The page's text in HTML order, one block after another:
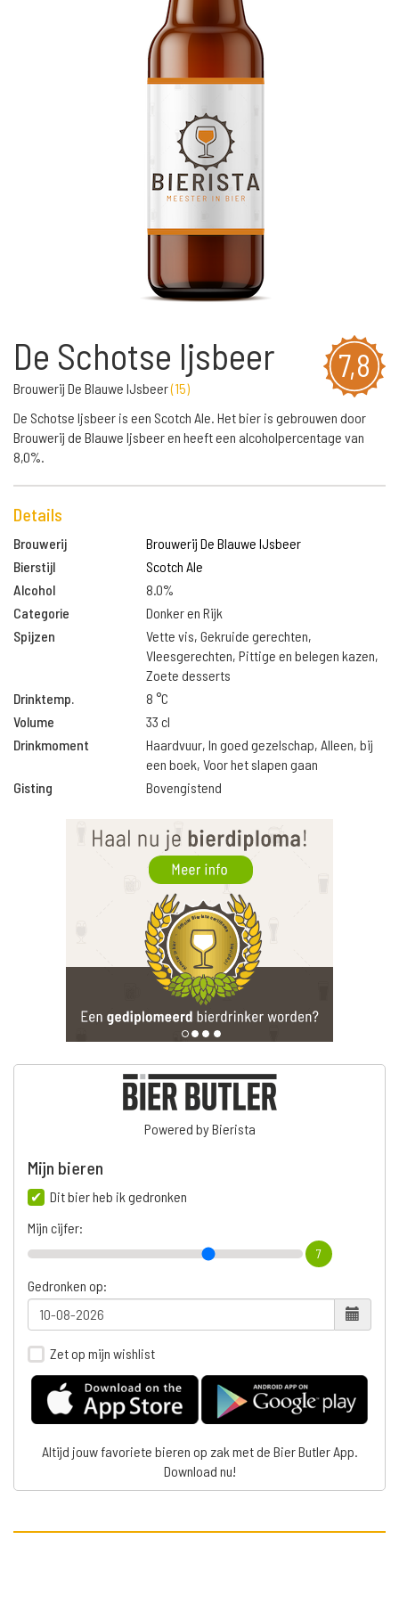
7,8
De Schotse Ijsbeer
Brouwerij De Blauwe IJsbeer(15)
De Schotse Ijsbeer is een Scotch Ale. Het bier is gebrouwen door
Brouwerij de Blauwe Ijsbeer en heeft een alcoholpercentage van
8,0%.
Details
Brouwerij
Brouwerij De Blauwe IJsbeer
Bierstijl
Scotch Ale
Alcohol
8.0%
Categorie
Donker en Rijk
Spijzen
Vette vis, Gekruide gerechten,
Vleesgerechten, Pittige en belegen kazen,
Zoete desserts
Drinktemp.
8 °C
Volume
33 cl
Drinkmoment
Haardvuur, In goed gezelschap, Alleen, bij
een boek, Voor het slapen gaan
Gisting
Bovengistend
Powered by Bierista
Mijn bieren
Dit bier heb ik gedronken
Mijn cijfer:
7
Gedronken op:
Zet op mijn wishlist
Altijd jouw favoriete bieren op zak met de Bier Butler App.
Download nu!